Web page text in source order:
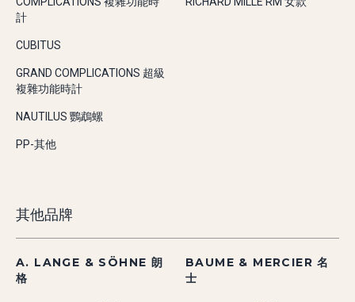
計
CUBITUS
GRAND COMPLICATIONS 超級
複雜功能時計
NAUTILUS 鸚鵡螺
PP-其他
其他品牌
A. LANGE & SÖHNE 朗
格
BAUME & MERCIER 名
士